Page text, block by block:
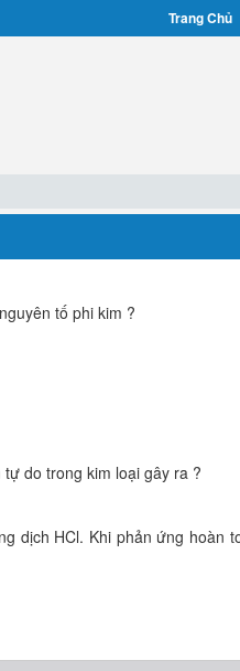
Trang Chủ
tố phi kim ?
do trong kim loại gây ra ?
dịch HCl. Khi phản ứng hoàn